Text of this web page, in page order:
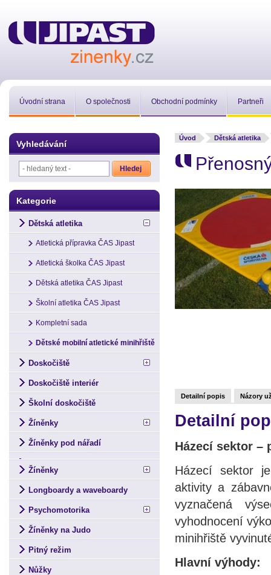
Úvodní strana O společnosti Obchodní podmínky Partneři
Úvod Dětská atletika
Detailní popis Názory
Detailní
Házecí sektor –
Házecí sektor
aktivity a
vyznačená
vyhodnocení
minihřiště
Hlavní výhody:
Vyhledávání
Kategorie
Dětská atletika
Atletická přípravka ČAS Jipast
Atletická školka ČAS Jipast
Dětská atletika ČAS Jipast
Školní atletika ČAS Jipast
Kompletní sada
Dětské mobilní atletické minihřiště
Doskočiště
Doskočiště interiér
Školní doskočiště
Žíněnky
Žíněnky pod nářadí
Žíněnky
Longboardy a waveboardy
Psychomotorika
Žíněnky na Judo
Pitný režim
Nůžky